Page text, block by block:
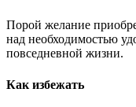
Порой желание
над необходимостью
повседневной жизни.
Как избежать